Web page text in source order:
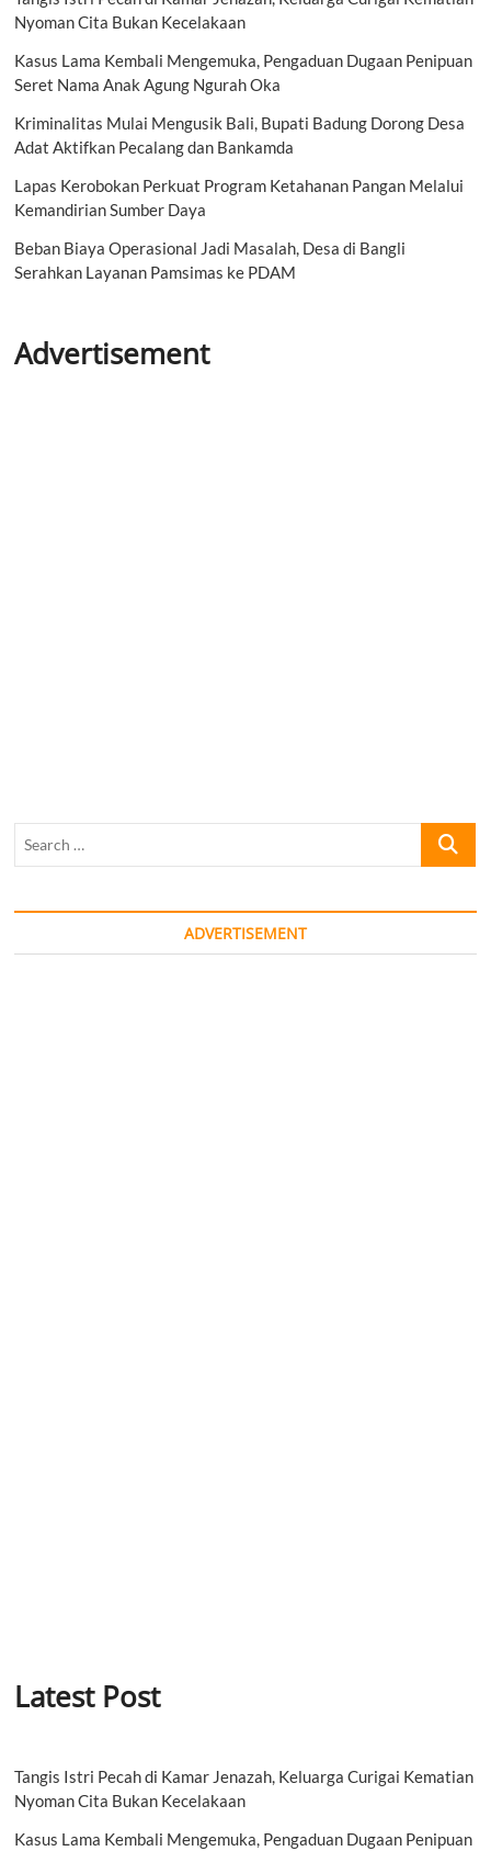
Nyoman Cita Bukan Kecelakaan
Kasus Lama Kembali Mengemuka, Pengaduan Dugaan Penipuan
Seret Nama Anak Agung Ngurah Oka
Kriminalitas Mulai Mengusik Bali, Bupati Badung Dorong Desa
Adat Aktifkan Pecalang dan Bankamda
Lapas Kerobokan Perkuat Program Ketahanan Pangan Melalui
Kemandirian Sumber Daya
Beban Biaya Operasional Jadi Masalah, Desa di Bangli
Serahkan Layanan Pamsimas ke PDAM
Advertisement
Search
ADVERTISEMENT
Latest Post
Tangis Istri Pecah di Kamar Jenazah, Keluarga Curigai Kematian
Nyoman Cita Bukan Kecelakaan
Kasus Lama Kembali Mengemuka, Pengaduan Dugaan Penipuan